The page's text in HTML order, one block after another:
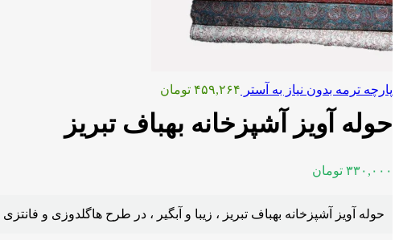
پارچه ترمه بدون نیاز به آستر ۴۵۹,۲۶۴ تومان
حوله آویز آشپزخانه بهباف تبریز
۳۳۰,۰۰۰ تومان
حوله آویز آشپزخانه بهباف تبریز ، زیبا و آبگیر ، در طرح هاگلدوزی و